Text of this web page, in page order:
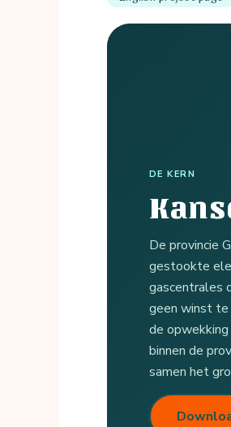
DE KERN
De provincie
gestookte
gascentrales
geen winst
de
binnen de
samen het